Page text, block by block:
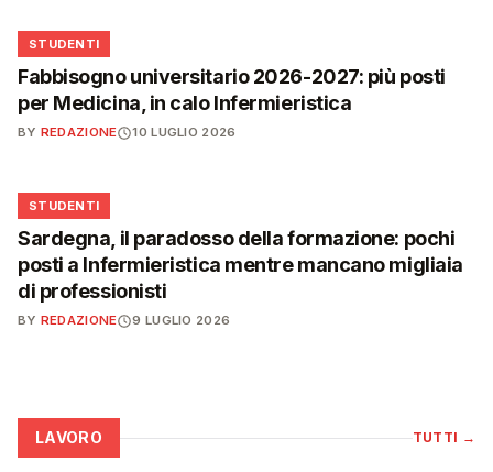
🎓
STUDENTI
Fabbisogno universitario 2026-2027: più posti
per Medicina, in calo Infermieristica
BY REDAZIONE 10 LUGLIO 2026
🎓
STUDENTI
Sardegna, il paradosso della formazione: pochi
posti a Infermieristica mentre mancano migliaia
di professionisti
BY REDAZIONE 9 LUGLIO 2026
LAVORO TUTTI →